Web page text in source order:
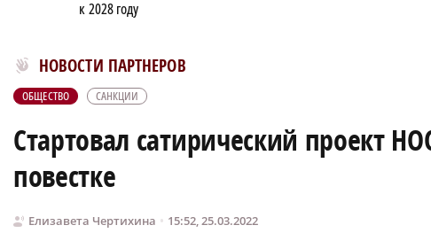
к 2028 году
НОВОСТИ ПАРТНЕРОВ
Новости МирТесен
ОБЩЕСТВО САНКЦИИ
Стартовал сатирический проект
повестке
Елизавета Чертихина 15:52, 25.03.2022